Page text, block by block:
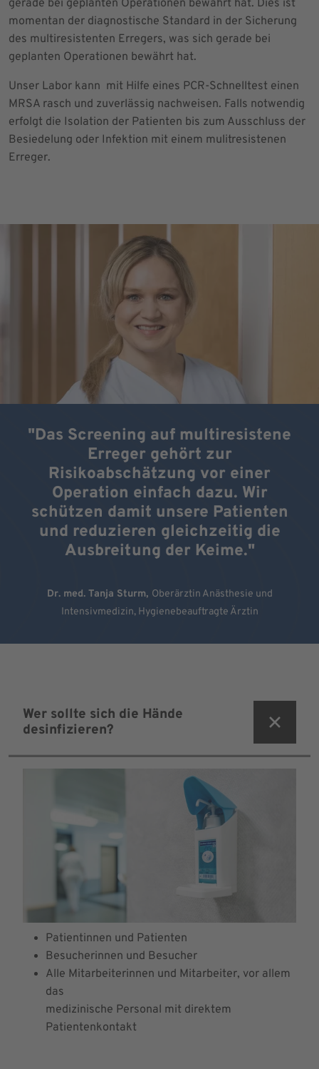
gerade bei geplanten Operationen bewährt hat. Dies ist
momentan der diagnostische Standard in der Sicherung
des multiresistenten Erregers, was sich gerade bei
geplanten Operationen bewährt hat.
Unser Labor kann mit Hilfe eines PCR-Schnelltest einen
MRSA rasch und zuverlässig nachweisen. Falls notwendig
erfolgt die Isolation der Patienten bis zum Ausschluss der
Besiedelung oder Infektion mit einem mulitresistenen
Erreger.
"Das Screening auf multiresistene
Erreger gehört zur
Risikoabschätzung vor einer
Operation einfach dazu. Wir
schützen damit unsere Patienten
und reduzieren gleichzeitig die
Ausbreitung der Keime."
Dr. med. Tanja Sturm, Oberärztin Anästhesie und
Intensivmedizin, Hygienebeauftragte Ärztin
Wer sollte sich die Hände
desinfizieren?
Patientinnen und Patienten
Besucherinnen und Besucher
Alle Mitarbeiterinnen und Mitarbeiter, vor allem
das
medizinische Personal mit direktem
Patientenkontakt